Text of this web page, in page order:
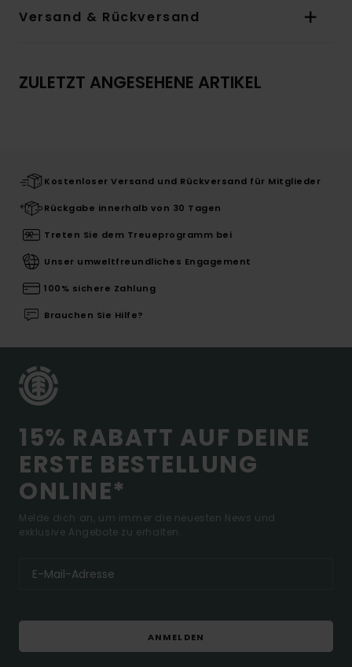
Versand & Rückversand
ZULETZT ANGESEHENE ARTIKEL
Kostenloser Versand und Rückversand für Mitglieder
Rückgabe innerhalb von 30 Tagen
Treten Sie dem Treueprogramm bei
Unser umweltfreundliches Engagement
100% sichere Zahlung
Brauchen Sie Hilfe?
15% RABATT AUF DEINE
ERSTE BESTELLUNG
ONLINE*
Melde dich an, um immer die neuesten News und
exklusive Angebote zu erhalten.
ANMELDEN